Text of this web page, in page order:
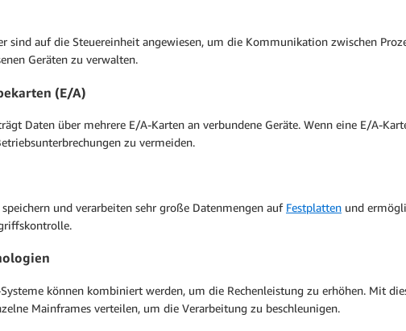
sind auf die Steuereinheit angewiesen, um die Kommunikation zwischen
Geräten zu verwalten.
(E/A)
Daten über mehrere E/A-Karten an verbundene Geräte. Wenn eine E/A-
zu vermeiden.
und verarbeiten sehr große Datenmengen auf Festplatten und
können kombiniert werden, um die Rechenleistung zu erhöhen. Mit
Mainframes verteilen, um die Verarbeitung zu beschleunigen.